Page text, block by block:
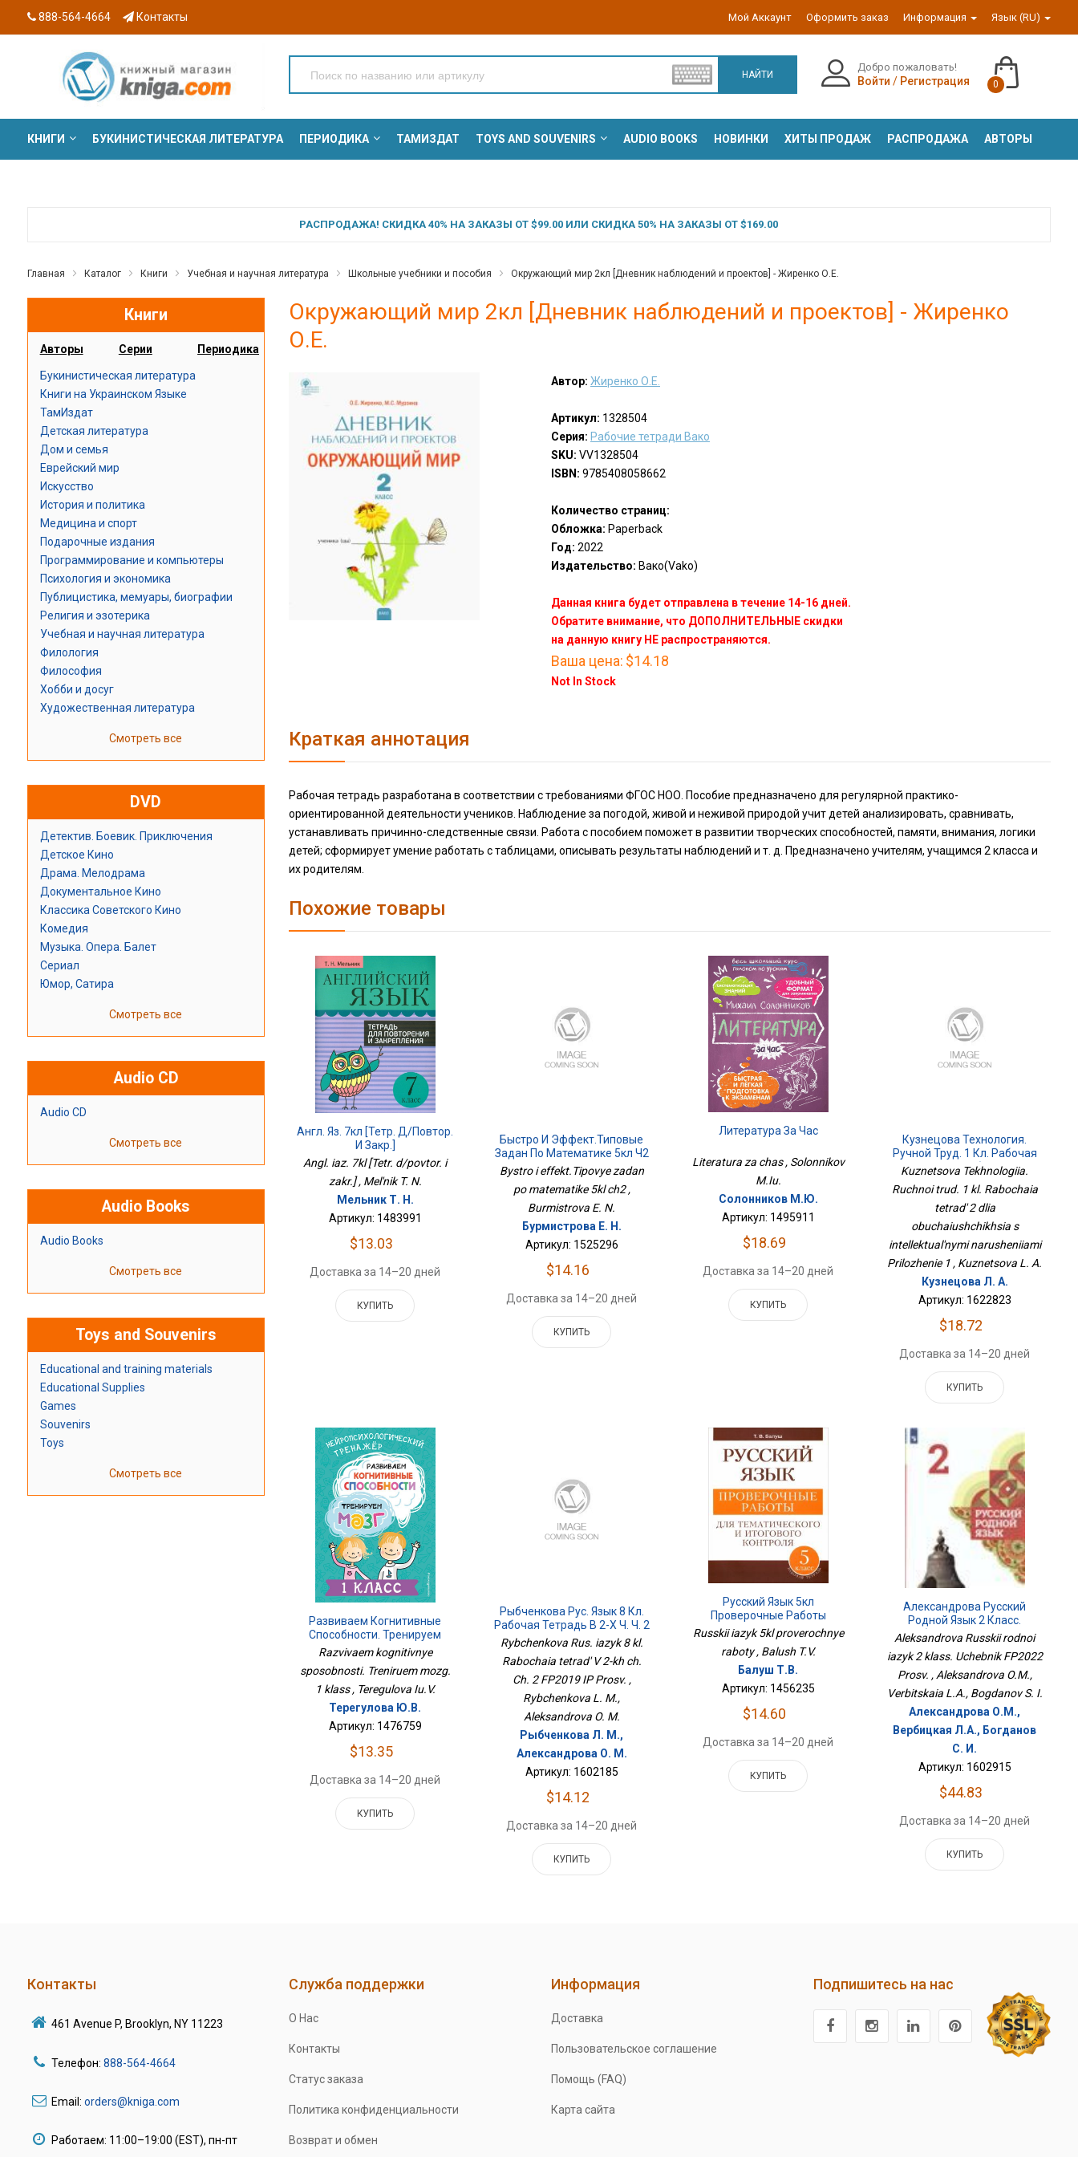
888-564-4664 Контакты Мой Аккаунт Оформить заказ Информация Язык (RU)
НАЙТИ
Добро пожаловать!
Войти / Регистрация 0
КНИГИ БУКИНИСТИЧЕСКАЯ ЛИТЕРАТУРА ПЕРИОДИКА ТАМИЗДАТ TOYS AND SOUVENIRS AUDIO BOOKS НОВИНКИ ХИТЫ ПРОДАЖ РАСПРОДАЖА АВТОРЫ
РАСПРОДАЖА! СКИДКА 40% НА ЗАКАЗЫ ОТ $99.00 ИЛИ СКИДКА 50% НА ЗАКАЗЫ ОТ $169.00
Главная Каталог Книги Учебная и научная литература Школьные учебники и пособия Окружающий мир 2кл [Дневник наблюдений и проектов] - Жиренко О.Е.
Книги
Авторы Серии Периодика
Букинистическая литература
Книги на Украинском Языке
ТамИздат
Детская литература
Дом и семья
Еврейский мир
Искусство
История и политика
Медицина и спорт
Подарочные издания
Программирование и компьютеры
Психология и экономика
Публицистика, мемуары, биографии
Религия и эзотерика
Учебная и научная литература
Филология
Философия
Хобби и досуг
Художественная литература
Смотреть все
DVD
Детектив. Боевик. Приключения
Детское Кино
Драма. Мелодрама
Документальное Кино
Классика Советского Кино
Комедия
Музыка. Опера. Балет
Сериал
Юмор, Сатира
Смотреть все
Audio CD
Audio CD
Смотреть все
Audio Books
Audio Books
Смотреть все
Toys and Souvenirs
Educational and training materials
Educational Supplies
Games
Souvenirs
Toys
Смотреть все
Окружающий мир 2кл [Дневник наблюдений и проектов] - Жиренко
О.Е.
Автор: Жиренко О.Е.
Артикул: 1328504
Серия: Рабочие тетради Вако
SKU: VV1328504
ISBN: 9785408058662
Количество страниц:
Обложка: Paperback
Год: 2022
Издательство: Вако(Vako)
Данная книга будет отправлена в течение 14-16 дней.
Обратите внимание, что ДОПОЛНИТЕЛЬНЫЕ скидки
на данную книгу НЕ распространяются.
Ваша цена: $14.18
Not In Stock
Краткая аннотация
Рабочая тетрадь разработана в соответствии с требованиями ФГОС НОО. Пособие предназначено для регулярной практико-
ориентированной деятельности учеников. Наблюдение за погодой, живой и неживой природой учит детей анализировать, сравнивать,
устанавливать причинно-следственные связи. Работа с пособием поможет в развитии творческих способностей, памяти, внимания, логики
детей; сформирует умение работать с таблицами, описывать результаты наблюдений и т. д. Предназначено учителям, учащимся 2 класса и
их родителям.
Похожие товары
Англ. Яз. 7кл [Тетр. Д/повтор.
И Закр.]
Angl. iaz. 7kl [Tetr. d/povtor. i
zakr.] , Mel'nik T. N.
Мельник Т. Н.
Артикул: 1483991
$13.03
Доставка за 14–20 дней
КУПИТЬ
Быстро И Эффект.Типовые
Задан По Математике 5кл Ч2
Bystro i effekt.Tipovye zadan
po matematike 5kl ch2 ,
Burmistrova E. N.
Бурмистрова Е. Н.
Артикул: 1525296
$14.16
Доставка за 14–20 дней
КУПИТЬ
Литература За Час
Literatura za chas , Solonnikov
M.Iu.
Солонников М.Ю.
Артикул: 1495911
$18.69
Доставка за 14–20 дней
КУПИТЬ
Кузнецова Технология.
Ручной Труд. 1 Кл. Рабочая
Тетрадь 2 Для Обучающихся
С Интеллектуальными
Нарушениями Приложение 1
Kuznetsova Tekhnologiia.
Ruchnoi trud. 1 kl. Rabochaia
tetrad' 2 dlia
obuchaiushchikhsia s
intellektual'nymi narusheniiami
Prilozhenie 1 , Kuznetsova L. A.
Кузнецова Л. А.
Артикул: 1622823
$18.72
Доставка за 14–20 дней
КУПИТЬ
Развиваем Когнитивные
Способности. Тренируем
Мозг. 1 Класс
Razvivaem kognitivnye
sposobnosti. Treniruem mozg.
1 klass , Teregulova Iu.V.
Терегулова Ю.В.
Артикул: 1476759
$13.35
Доставка за 14–20 дней
КУПИТЬ
Рыбченкова Рус. Язык 8 Кл.
Рабочая Тетрадь В 2-Х Ч. Ч. 2
ФП2019 ИП Просв.
Rybchenkova Rus. iazyk 8 kl.
Rabochaia tetrad' V 2-kh ch.
Ch. 2 FP2019 IP Prosv. ,
Rybchenkova L. M.,
Aleksandrova O. M.
Рыбченкова Л. М.,
Александрова О. М.
Артикул: 1602185
$14.12
Доставка за 14–20 дней
КУПИТЬ
Русский Язык 5кл
Проверочные Работы
Russkii iazyk 5kl proverochnye
raboty , Balush T.V.
Балуш Т.В.
Артикул: 1456235
$14.60
Доставка за 14–20 дней
КУПИТЬ
Александрова Русский
Родной Язык 2 Класс.
Учебник ФП2022 Просв.
Aleksandrova Russkii rodnoi
iazyk 2 klass. Uchebnik FP2022
Prosv. , Aleksandrova O.M.,
Verbitskaia L.A., Bogdanov S. I.
Александрова О.М.,
Вербицкая Л.А., Богданов
С. И.
Артикул: 1602915
$44.83
Доставка за 14–20 дней
КУПИТЬ
Контакты
461 Avenue P, Brooklyn, NY 11223
Телефон: 888-564-4664
Email: orders@kniga.com
Работаем: 11:00–19:00 (EST), пн-пт
Служба поддержки
О Нас
Контакты
Статус заказа
Политика конфиденциальности
Возврат и обмен
Информация
Доставка
Пользовательское соглашение
Помощь (FAQ)
Карта сайта
Подпишитесь на нас